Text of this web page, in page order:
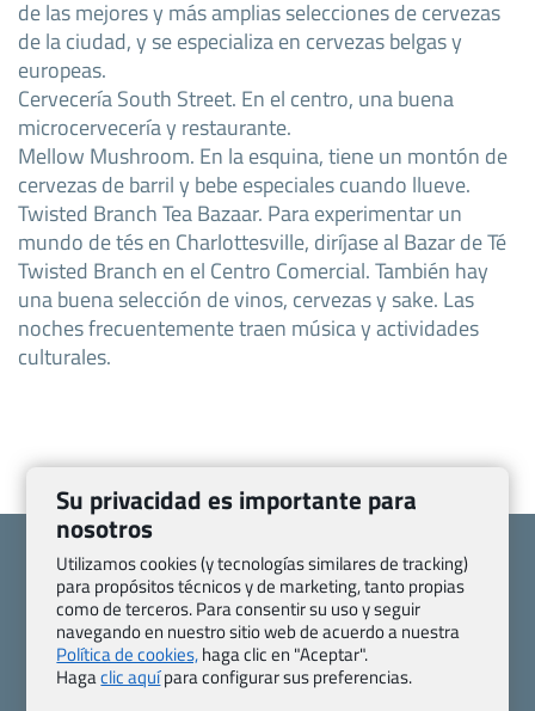
de las mejores y más amplias selecciones de cervezas
de la ciudad, y se especializa en cervezas belgas y
europeas.
Cervecería South Street. En el centro, una buena
microcervecería y restaurante.
Mellow Mushroom. En la esquina, tiene un montón de
cervezas de barril y bebe especiales cuando llueve.
Twisted Branch Tea Bazaar. Para experimentar un
mundo de tés en Charlottesville, diríjase al Bazar de Té
Twisted Branch en el Centro Comercial. También hay
una buena selección de vinos, cervezas y sake. Las
noches frecuentemente traen música y actividades
culturales.
Quienes somos
Contacto
Pasaporte, Visado, Salud y otras disposiciones específicas
Blog de Viajes.com
Registro de agencias
Su privacidad es importante para
nosotros
Utilizamos cookies (y tecnologías similares de tracking)
para propósitos técnicos y de marketing, tanto propias
como de terceros. Para consentir su uso y seguir
navegando en nuestro sitio web de acuerdo a nuestra
Política de cookies,haga clic en "Aceptar".
Hagaclic aquípara configurar sus preferencias.